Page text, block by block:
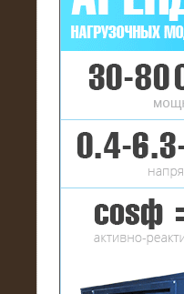
16.01.2017
Аренда
МВт (10 кВ) на
месторождение